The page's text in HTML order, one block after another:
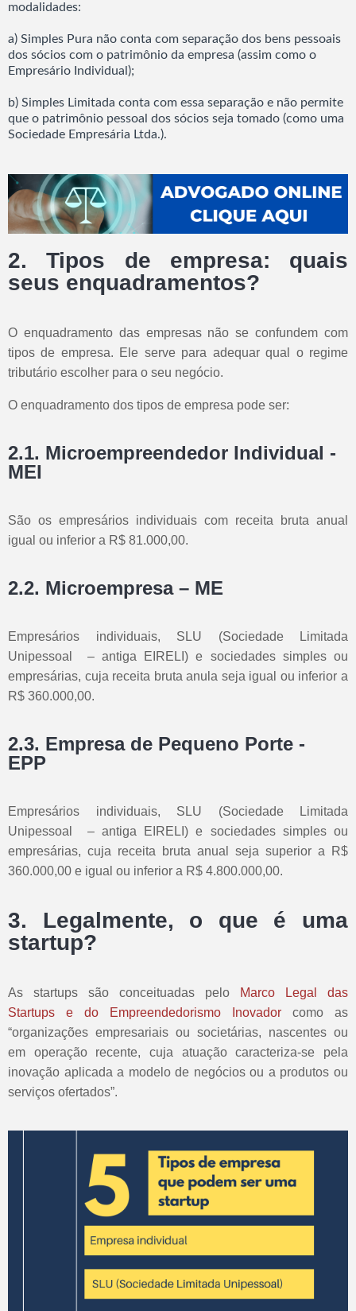
modalidades:
a) Simples Pura não conta com separação dos bens pessoais
dos sócios com o patrimônio da empresa (assim como o
Empresário Individual);
b) Simples Limitada conta com essa separação e não permite
que o patrimônio pessoal dos sócios seja tomado (como uma
Sociedade Empresária Ltda.).
2. Tipos de empresa: quais
seus enquadramentos?
O enquadramento das empresas não se confundem com
tipos de empresa. Ele serve para adequar qual o regime
tributário escolher para o seu negócio.
O enquadramento dos tipos de empresa pode ser:
2.1. Microempreendedor Individual -
MEI
São os empresários individuais com receita bruta anual
igual ou inferior a R$ 81.000,00.
2.2. Microempresa – ME
Empresários individuais, SLU (Sociedade Limitada
Unipessoal – antiga EIRELI) e sociedades simples ou
empresárias, cuja receita bruta anula seja igual ou inferior a
R$ 360.000,00.
2.3. Empresa de Pequeno Porte -
EPP
Empresários individuais, SLU (Sociedade Limitada
Unipessoal – antiga EIRELI) e sociedades simples ou
empresárias, cuja receita bruta anual seja superior a R$
360.000,00 e igual ou inferior a R$ 4.800.000,00.
3. Legalmente, o que é uma
startup?
As startups são conceituadas pelo
Marco Legal das
Startups
e do Empreendedorismo Inovador como as
“organizações empresariais ou societárias, nascentes ou
em operação recente, cuja atuação caracteriza-se pela
inovação aplicada a modelo de negócios ou a produtos ou
serviços ofertados”.